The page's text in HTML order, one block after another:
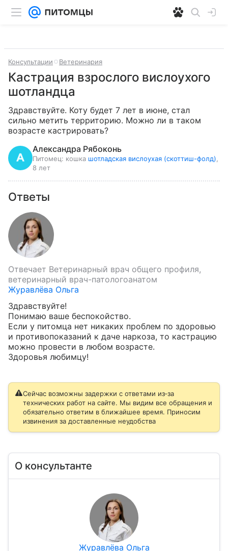
Консультации Ветеринария
Кастрация взрослого вислоухого
шотландца
Здравствуйте. Коту будет 7 лет в июне, стал
сильно метить территорию. Можно ли в таком
возрасте кастрировать?
Александра Рябоконь
Питомец: кошка шотладская вислоухая (скоттиш-фолд)
8 лет
Ответы
Отвечает Ветеринарный врач общего профиля,
ветеринарный врач-патологоанатом
Журавлёва Ольга
Здравствуйте!
Понимаю ваше беспокойство.
Если у питомца нет никаких проблем по здоровью
и противопоказаний к даче наркоза, то кастрацию
можно провести в любом возрасте.
Здоровья любимцу!
Сейчас возможны задержки с ответами из‑за
технических работ на сайте. Мы видим все обращения и
обязательно ответим в ближайшее время. Приносим
извинения за доставленные неудобства
О консультанте
Журавлёва Ольга